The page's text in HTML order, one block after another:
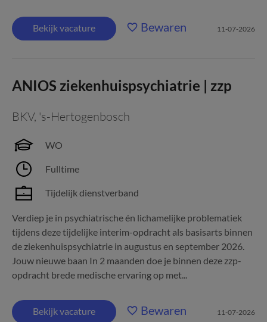
Bekijk vacature Bewaren 11-07-2026
ANIOS ziekenhuispsychiatrie | zzp
BKV, 's-Hertogenbosch
WO
Fulltime
Tijdelijk dienstverband
Verdiep je in psychiatrische én lichamelijke problematiek
tijdens deze tijdelijke interim-opdracht als basisarts binnen
de ziekenhuispsychiatrie in augustus en september 2026.
Jouw nieuwe baan In 2 maanden doe je binnen deze zzp-
opdracht brede medische ervaring op met...
Bekijk vacature Bewaren 11-07-2026